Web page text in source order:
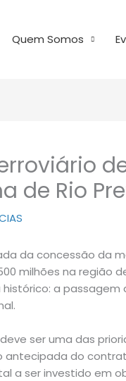
Quem Somos
de Rio
da concessão da
milhões na região
a
ser uma das
antecipada do
a ser investido em